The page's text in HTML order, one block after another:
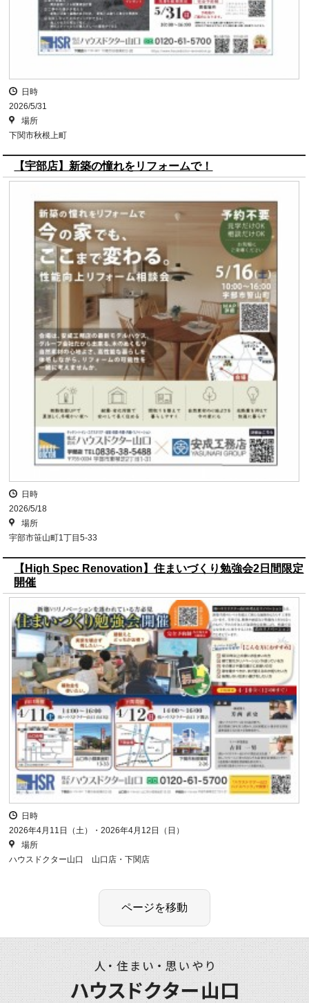
日時
2026/5/31
場所
下関市秋根上町
【宇部店】新築の憧れをリフォームで！
日時
2026/5/18
場所
宇部市笹山町1丁目5-33
【High Spec Renovation】住まいづくり勉強会2日間限定
開催
日時
2026年4月11日（土）・2026年4月12日（日）
場所
ハウスドクター山口 山口店・下関店